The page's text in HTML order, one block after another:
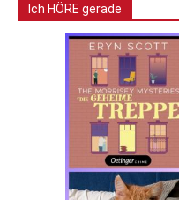
Ich HÖRE gerade